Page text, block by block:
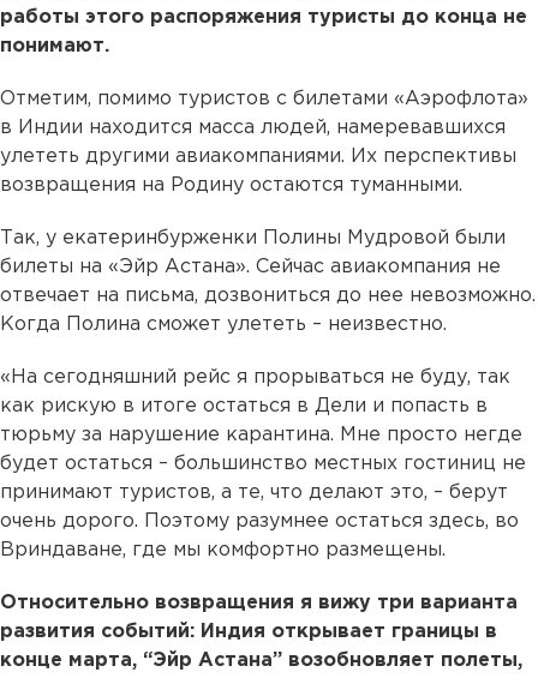
работы этого распоряжения туристы до конца не
понимают.
Отметим, помимо туристов с билетами «Аэрофлота»
в Индии находится масса людей, намеревавшихся
улететь другими авиакомпаниями. Их перспективы
возвращения на Родину остаются туманными.
Так, у екатеринбурженки Полины Мудровой были
билеты на «Эйр Астана». Сейчас авиакомпания не
отвечает на письма, дозвониться до нее невозможно.
Когда Полина сможет улететь – неизвестно.
«На сегодняшний рейс я прорываться не буду, так
как рискую в итоге остаться в Дели и попасть в
тюрьму за нарушение карантина. Мне просто негде
будет остаться – большинство местных гостиниц не
принимают туристов, а те, что делают это, – берут
очень дорого. Поэтому разумнее остаться здесь, во
Вриндаване, где мы комфортно размещены.
Относительно возвращения я вижу три варианта
развития событий: Индия открывает границы в
конце марта, “Эйр Астана” возобновляет полеты,